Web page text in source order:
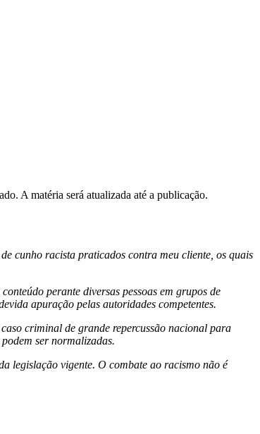
A matéria será atualizada até a publicação.
cunho racista praticados contra meu cliente, os quais
perante diversas pessoas em grupos de
apuração pelas autoridades competentes.
criminal de grande repercussão nacional para
ser normalizadas.
legislação vigente. O combate ao racismo não é